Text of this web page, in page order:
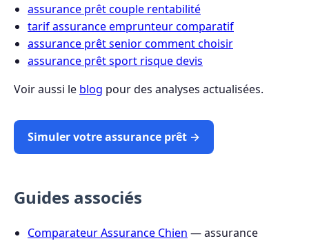
assurance prêt couple rentabilité
tarif assurance emprunteur comparatif
assurance prêt senior comment choisir
assurance prêt sport risque devis
Voir aussi le blog pour des analyses actualisées.
Simuler votre assurance prêt →
Guides associés
Comparateur Assurance Chien — assurance